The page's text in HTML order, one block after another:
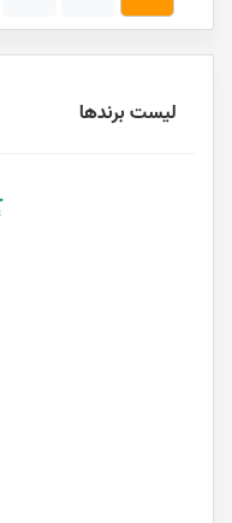
لیست برندها